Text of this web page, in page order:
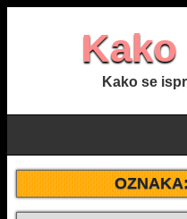
Kako se